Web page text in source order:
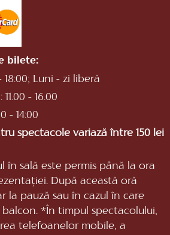
bilete:
18:00; Luni - zi liberă
- 16.00
- 14:00
spectacole variază între 150 lei
în sală este permis până la ora
După această oră
la pauză sau în cazul în care
*În timpul spectacolului,
telefoanelor mobile, a